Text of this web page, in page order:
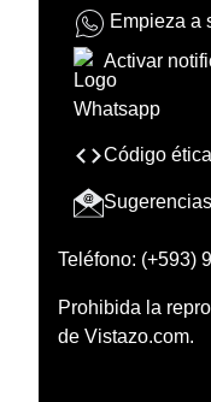
Empieza a
Activar
Código ética
Teléfono: (+593)
Prohibida la
de Vistazo.com.